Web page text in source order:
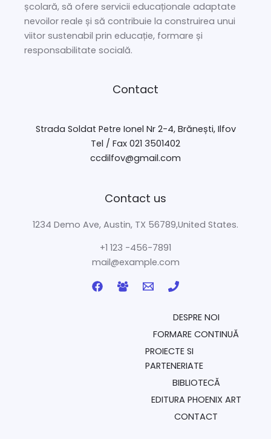
școlară, să ofere servicii educaționale adaptate
nevoilor reale și să contribuie la construirea unui
viitor sustenabil prin educație, formare și
responsabilitate socială.
Contact
Strada Soldat Petre Ionel Nr 2-4, Brănești, Ilfov
Tel / Fax 021 3501402
ccdilfov@gmail.com
Contact us
1234 Demo Ave, Austin, TX 56789,United States.
+1 123 -456-7891
mail@example.com
DESPRE NOI
FORMARE CONTINUĂ
PROIECTE SI
PARTENERIATE
BIBLIOTECĂ
EDITURA PHOENIX ART
CONTACT